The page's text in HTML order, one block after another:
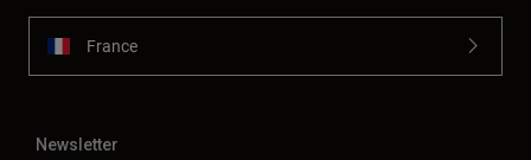
France
Newsletter